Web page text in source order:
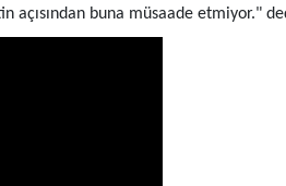
açısından buna müsaade etmiyor."